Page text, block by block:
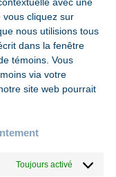
vous cliquez sur
nous utilisions tous
dans la fenêtre
témoins. Vous
via votre
site web pourrait
Toujours activé